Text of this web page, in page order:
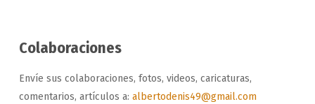
Colaboraciones
Envíe sus colaboraciones, fotos, videos, caricaturas,
comentarios, artículos a: albertodenis49@gmail.com